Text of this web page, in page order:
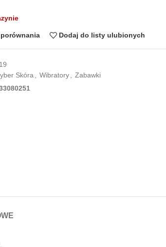
Dodaj do listy ulubionych
Skóra Wibratory
Zabawki